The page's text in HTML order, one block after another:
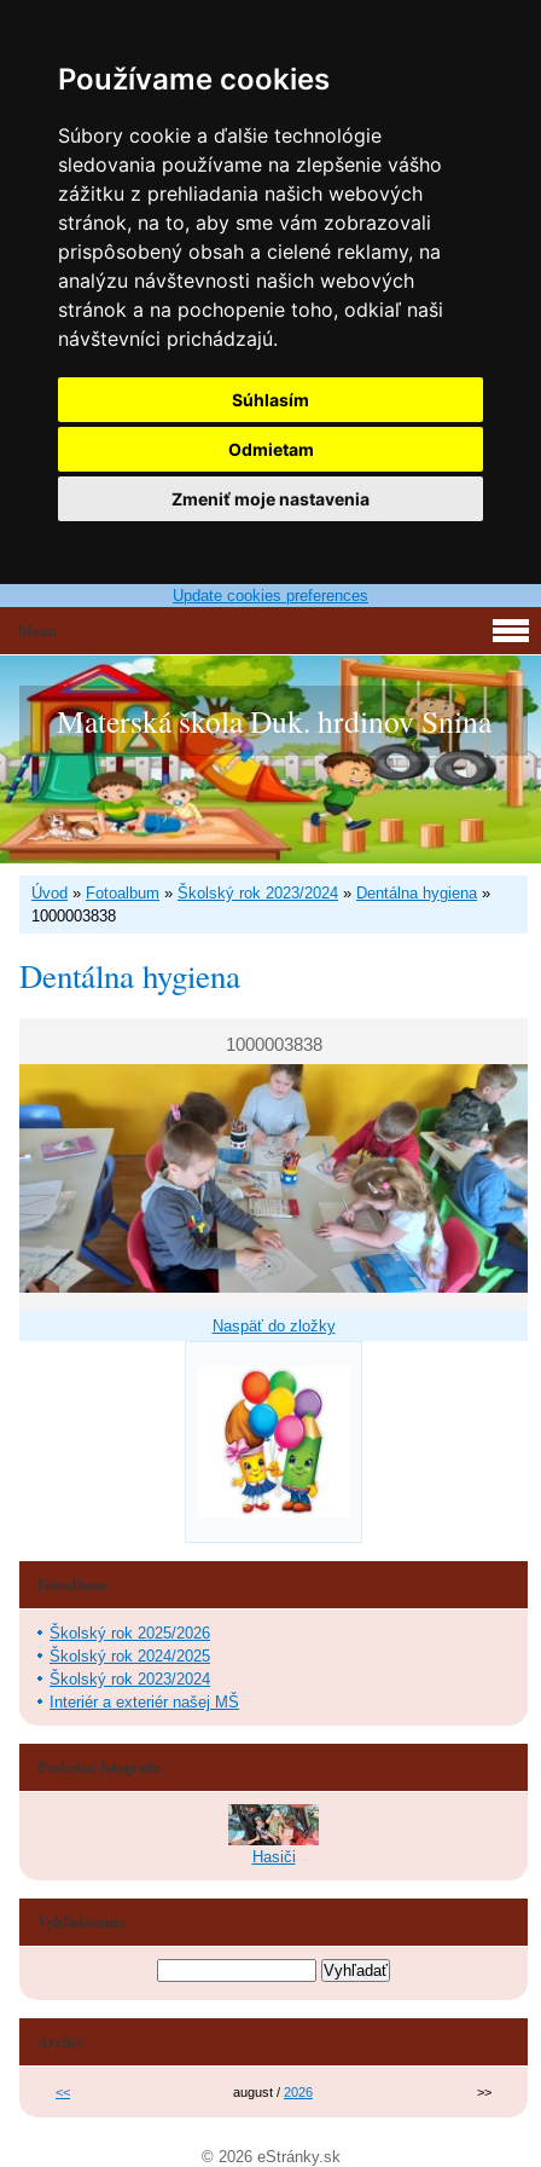
Používame cookies
Súbory cookie a ďalšie technológie
sledovania používame na zlepšenie vášho
zážitku z prehliadania našich webových
stránok, na to, aby sme vám zobrazovali
prispôsobený obsah a cielené reklamy, na
analýzu návštevnosti našich webových
stránok a na pochopenie toho, odkiaľ naši
návštevníci prichádzajú.
Súhlasím
Odmietam
Zmeniť moje nastavenia
Update cookies preferences
Materská škola Duk. hrdinov Snina
Úvod » Fotoalbum » Školský rok 2023/2024 » Dentálna hygiena»
1000003838
Dentálna hygiena
1000003838
Naspäť do zložky
Menu
Fotoalbum
Školský rok 2025/2026
Školský rok 2024/2025
Školský rok 2023/2024
Interiér a exteriér našej MŠ
Posledné fotografie
Hasiči
Vyhľadávanie
Archív
<< august / 2026 >>
© 2026 eStránky.sk